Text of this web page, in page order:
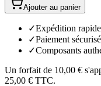
Ajouter au panier
✓Expédition
✓Paiement
✓Composants
Un forfait de 10,00 €
25,00 € TTC.